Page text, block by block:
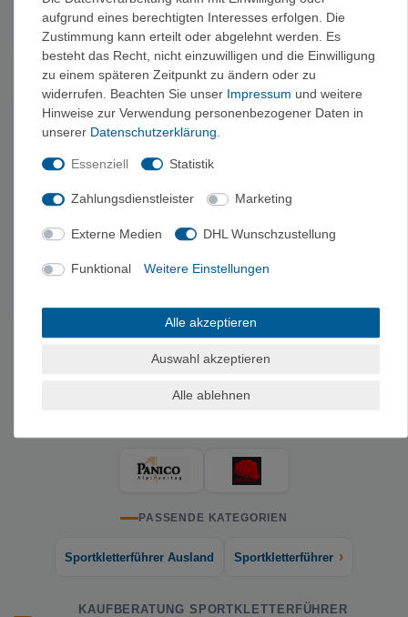
& Hessische Schweiz -
Kletterführer
29,80 €
Alpen Band 2 - Out of
Rosenheim & Kufstein
44,80 €
Panico Ostbayern -
44,80 €
Panico Karwendel -
49,80 €
1 2
PASSENDE KATEGORIEN
Sportkletterführer Ausland Sportkletterführer ›
KAUFBERATUNG SPORTKLETTERFÜHRER
aufgrund eines berechtigten Interesses erfolgen. Die
Zustimmung kann erteilt oder abgelehnt werden. Es
besteht das Recht, nicht einzuwilligen und die Einwilligung
zu einem späteren Zeitpunkt zu ändern oder zu
widerrufen. Beachten Sie unser Impressum und weitere
Hinweise zur Verwendung personenbezogener Daten in
unserer Daten­schutz­erklärung
Essenziell Statistik
Zahlungsdienstleister Marketing
Externe Medien DHL Wunschzustellung
Funktional Weitere Einstellungen
Alle akzeptieren
Auswahl akzeptieren
Alle ablehnen